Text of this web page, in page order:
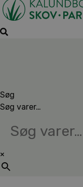
Søg
Søg varer…
×